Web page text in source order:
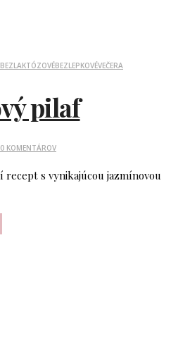
BEZLAKTÓZOVÉBEZLEPKOVÉVEČERA
pilaf
0 KOMENTÁROV
recept s vynikajúcou jazmínovou